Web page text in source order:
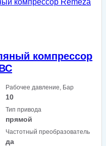
компрессор
Рабочее давление, Бар
10
Тип привода
прямой
Частотный преобразователь
да